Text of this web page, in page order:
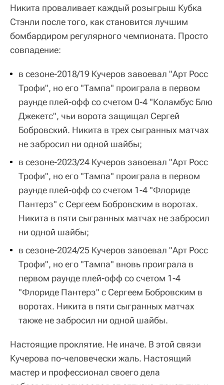
Никита проваливает каждый розыгрыш Кубка
Стэнли после того, как становится лучшим
бомбардиром регулярного чемпионата. Просто
совпадение:
в сезоне-2018/19 Кучеров завоевал "Арт Росс
Трофи", но его "Тампа" проиграла в первом
раунде плей-офф со счетом 0-4 "Коламбус Блю
Джекетс", чьи ворота защищал Сергей
Бобровский. Никита в трех сыгранных матчах
не забросил ни одной шайбы;
в сезоне-2023/24 Кучеров завоевал "Арт Росс
Трофи", но его "Тампа" проиграла в первом
раунде плей-офф со счетом 1-4 "Флориде
Пантерз" с Сергеем Бобровским в воротах.
Никита в пяти сыгранных матчах не забросил
ни одной шайбы;
в сезоне-2024/25 Кучеров завоевал "Арт Росс
Трофи", но его "Тампа" вновь проиграла в
первом раунде плей-офф со счетом 1-4
"Флориде Пантерз" с Сергеем Бобровским в
воротах. Никита в пяти сыгранных матчах
также не забросил ни одной шайбы.
Настоящие проклятие. Не иначе. В этой связи
Кучерова по-человечески жаль. Настоящий
мастер и профессионал своего дела